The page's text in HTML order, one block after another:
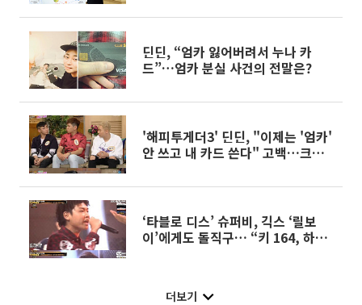
딘딘, “엄카 잃어버려서 누나 카
드”…엄카 분실 사건의 전말은?
'해피투게더3' 딘딘, "이제는 '엄카'
안 쓰고 내 카드 쓴다" 고백…크러
‘타블로 디스’ 슈퍼비, 긱스 ‘릴보
이’에게도 돌직구… “키 164, 하이
더보기